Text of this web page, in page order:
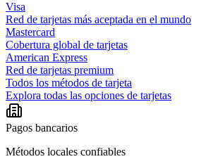
Visa
Red de tarjetas más aceptada en el mundo
Mastercard
Cobertura global de tarjetas
American Express
Red de tarjetas premium
Todos los métodos de tarjeta
Explora todas las opciones de tarjetas
Pagos bancarios
Métodos locales confiables